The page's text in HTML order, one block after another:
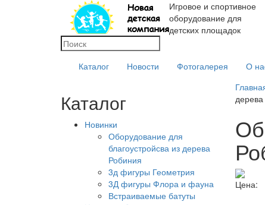
Игровое и спортивное
оборудование для
детских площадок
Каталог Новости Фотогалерея О
Каталог
Новинки
Оборудование для
благоустройсва из дерева
Робиния
3д фигуры Геометрия
3Д фигуры Флора и фауна
Встраиваемые батуты
Цена: